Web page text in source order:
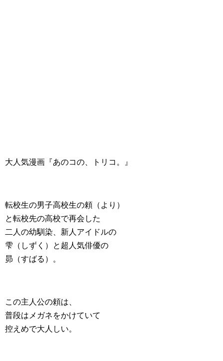
大人気漫画『あのコの、トリコ。』
転校生の男子高校生の頼（より）
と転校先の高校で再会した
二人の幼馴染、新人アイドルの
雫（しずく）と超人気俳優の
昴（すばる）。
この主人公の頼は、
普段はメガネをかけていて
控えめで大人しい。